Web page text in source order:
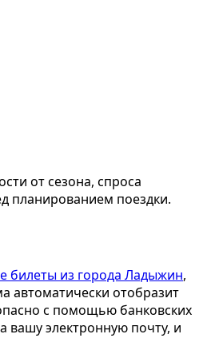
от сезона, спроса
планированием поездки.
билеты из города Ладыжин,
автоматически отобразит
с помощью банковских
вашу электронную почту, и